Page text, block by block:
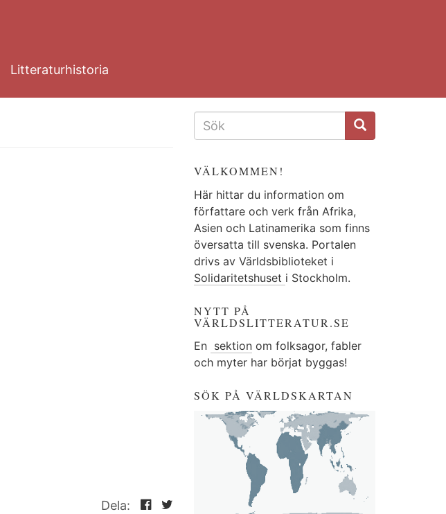
Litteraturhistoria
Dela:
SÖKFORMULÄR
VÄLKOMMEN!
Här hittar du information om
författare och verk från Afrika,
Asien och Latinamerika som finns
översatta till svenska. Portalen
drivs av Världsbiblioteket i
Solidaritetshuset i Stockholm.
NYTT PÅ
VÄRLDSLITTERATUR.SE
En sektionom folksagor, fabler
och myter har börjat byggas!
SÖK PÅ VÄRLDSKARTAN